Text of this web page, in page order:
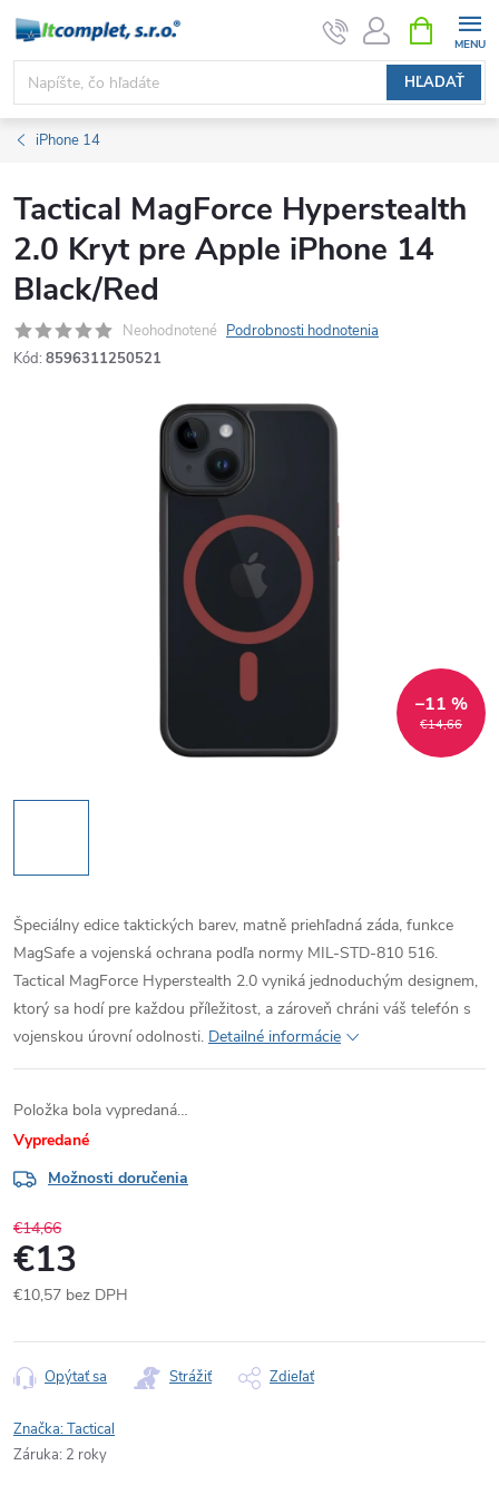
Prejsť
obsah
HĽADAŤ
KOŠÍK
iPhone 14
Tactical MagForce Hyperstealth
2.0 Kryt pre Apple iPhone 14
Black/Red
Neohodnotené Podrobnosti hodnotenia
Kód: 8596311250521
€14,66
–11 %
Špeciálny edice taktických barev, matně priehľadná záda, funkce
MagSafe a vojenská ochrana podľa normy MIL-STD-810 516.
Tactical MagForce Hyperstealth 2.0 vyniká jednoduchým designem,
ktorý sa hodí pre každou příležitost, a zároveň chráni váš telefón s
vojenskou úrovní odolnosti. Detailné informácie
Položka bola vypredaná…
Vypredané
Možnosti doručenia
€14,66
€13
€10,57 bez DPH
cena:
Opýtať sa Strážiť Zdieľať
Značka:Tactical
Záruka: 2 roky